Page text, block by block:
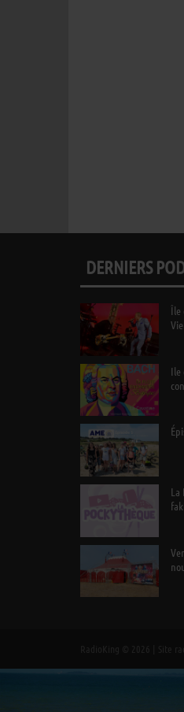
DERNIERS
Île
Ile
La